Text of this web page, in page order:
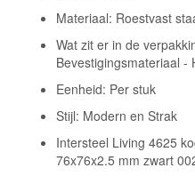
Materiaal: Roestvast
Wat zit er in de
Bevestigingsmateriaal -
Eenheid: Per stuk
Stijl: Modern en Strak
Intersteel Living 4625
76x76x2.5 mm zwart